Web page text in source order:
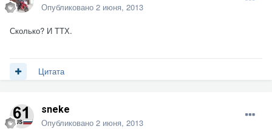
Опубликовано 2 июня, 2013
Сколько? И ТТХ.
Цитата
sneke
Опубликовано 2 июня, 2013